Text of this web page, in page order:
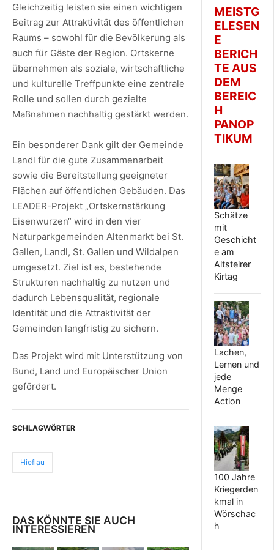
Gleichzeitig leisten sie einen wichtigen
Beitrag zur Attraktivität des öffentlichen
Raums – sowohl für die Bevölkerung als
auch für Gäste der Region. Ortskerne
übernehmen als soziale, wirtschaftliche
und kulturelle Treffpunkte eine zentrale
Rolle und sollen durch gezielte
Maßnahmen nachhaltig gestärkt werden.
Ein besonderer Dank gilt der Gemeinde
Landl für die gute Zusammenarbeit
sowie die Bereitstellung geeigneter
Flächen auf öffentlichen Gebäuden. Das
LEADER-Projekt „Ortskernstärkung
Eisenwurzen“ wird in den vier
Naturparkgemeinden Altenmarkt bei St.
Gallen, Landl, St. Gallen und Wildalpen
umgesetzt. Ziel ist es, bestehende
Strukturen nachhaltig zu nutzen und
dadurch Lebensqualität, regionale
Identität und die Attraktivität der
Gemeinden langfristig zu sichern.
Das Projekt wird mit Unterstützung von
Bund, Land und Europäischer Union
gefördert.
SCHLAGWÖRTER
Hieflau
DAS KÖNNTE SIE AUCH
INTERESSIEREN
MEISTG
ELESEN
E
BERICH
TE AUS
DEM
BEREIC
H
PANOP
TIKUM
Schätze
mit
Geschicht
e am
Altsteirer
Kirtag
Lachen,
Lernen und
jede
Menge
Action
100 Jahre
Kriegerden
kmal in
Wörschac
h